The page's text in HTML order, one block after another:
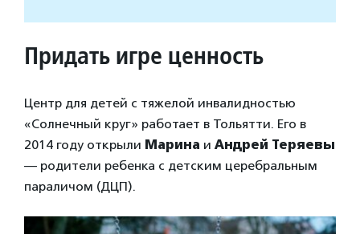
Придать игре ценность
Центр для детей с тяжелой инвалидностью
«Солнечный круг» работает в Тольятти. Его в
2014 году открыли Марина и Андрей Теряевы
— родители ребенка с детским церебральным
параличом (ДЦП).